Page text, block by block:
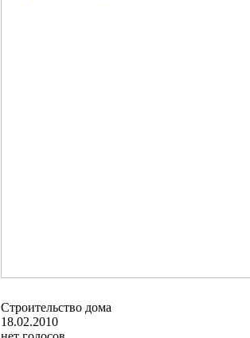
Строительство дома
18.02.2010